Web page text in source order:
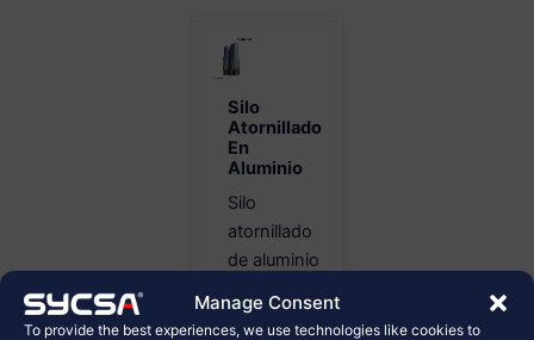
Manage Consent
To provide the best experiences, we use technologies like cookies to
Silo
Atornillado
En
Aluminio
Silo
atornillado
de aluminio
almacenamiento